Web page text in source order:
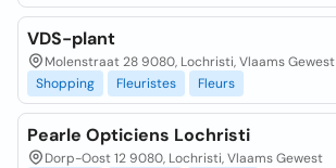
VDS-plant
Molenstraat 28 9080, Lochristi, Vlaams Gewest
Shopping
Fleuristes Fleurs
Pearle Opticiens Lochristi
Dorp-Oost 12 9080, Lochristi, Vlaams Gewest